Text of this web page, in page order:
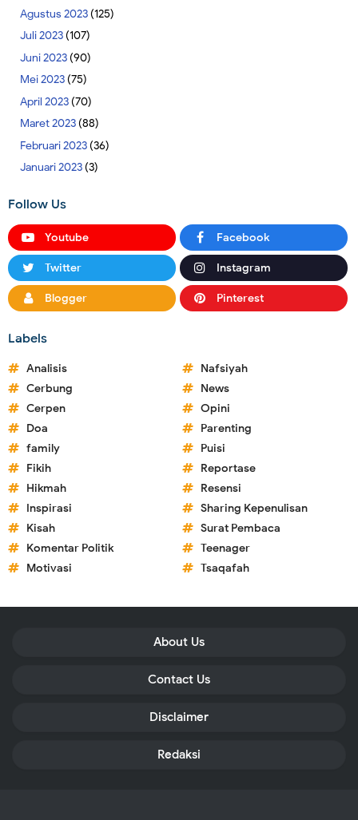
Agustus 2023(125)
Juli 2023(107)
Juni 2023(90)
Mei 2023(75)
April 2023(70)
Maret 2023(88)
Februari 2023(36)
Januari 2023(3)
Follow Us
Youtube Facebook
Twitter Instagram
Blogger Pinterest
Labels
Analisis
Cerbung
Cerpen
Doa
family
Fikih
Hikmah
Inspirasi
Kisah
Komentar Politik
Motivasi
Nafsiyah
News
Opini
Parenting
Puisi
Reportase
Resensi
Sharing Kepenulisan
Surat Pembaca
Teenager
Tsaqafah
About Us
Contact Us
Disclaimer
Redaksi